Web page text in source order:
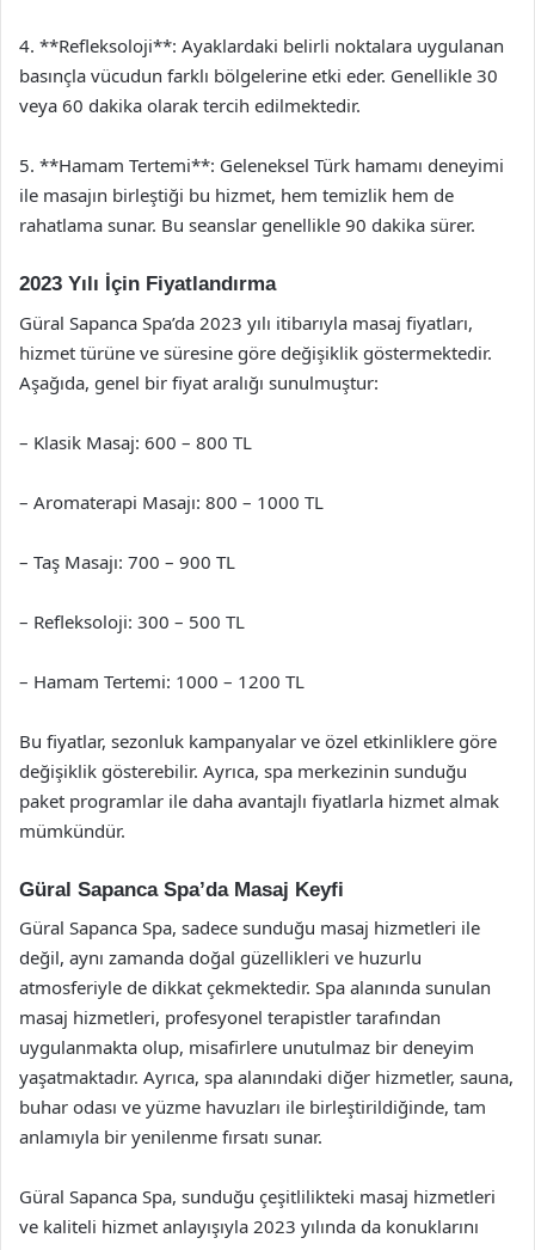
4. **Refleksoloji**: Ayaklardaki belirli noktalara uygulanan
basınçla vücudun farklı bölgelerine etki eder. Genellikle 30
veya 60 dakika olarak tercih edilmektedir.
5. **Hamam Tertemi**: Geleneksel Türk hamamı deneyimi
ile masajın birleştiği bu hizmet, hem temizlik hem de
rahatlama sunar. Bu seanslar genellikle 90 dakika sürer.
2023 Yılı İçin Fiyatlandırma
Güral Sapanca Spa’da 2023 yılı itibarıyla masaj fiyatları,
hizmet türüne ve süresine göre değişiklik göstermektedir.
Aşağıda, genel bir fiyat aralığı sunulmuştur:
– Klasik Masaj: 600 – 800 TL
– Aromaterapi Masajı: 800 – 1000 TL
– Taş Masajı: 700 – 900 TL
– Refleksoloji: 300 – 500 TL
– Hamam Tertemi: 1000 – 1200 TL
Bu fiyatlar, sezonluk kampanyalar ve özel etkinliklere göre
değişiklik gösterebilir. Ayrıca, spa merkezinin sunduğu
paket programlar ile daha avantajlı fiyatlarla hizmet almak
mümkündür.
Güral Sapanca Spa’da Masaj Keyfi
Güral Sapanca Spa, sadece sunduğu masaj hizmetleri ile
değil, aynı zamanda doğal güzellikleri ve huzurlu
atmosferiyle de dikkat çekmektedir. Spa alanında sunulan
masaj hizmetleri, profesyonel terapistler tarafından
uygulanmakta olup, misafirlere unutulmaz bir deneyim
yaşatmaktadır. Ayrıca, spa alanındaki diğer hizmetler, sauna,
buhar odası ve yüzme havuzları ile birleştirildiğinde, tam
anlamıyla bir yenilenme fırsatı sunar.
Güral Sapanca Spa, sunduğu çeşitlilikteki masaj hizmetleri
ve kaliteli hizmet anlayışıyla 2023 yılında da konuklarını